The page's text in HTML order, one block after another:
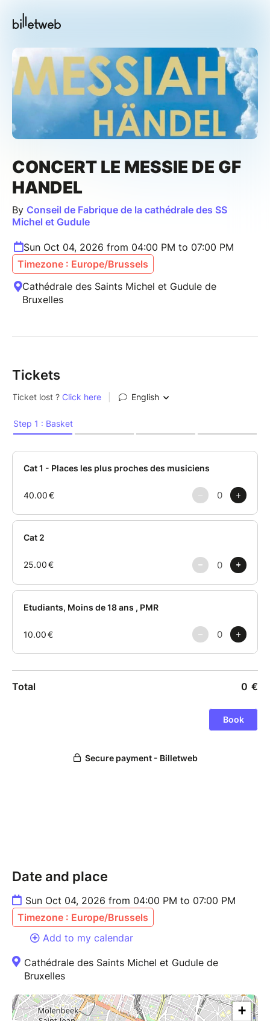
CONCERT LE MESSIE DE GF
HANDEL
By Conseil de Fabrique de la cathédrale des SS
Michel et Gudule
Sun Oct 04, 2026 from 04:00 PM to 07:00 PM
Timezone : Europe/Brussels
Cathédrale des Saints Michel et Gudule de
Bruxelles
Tickets
Date and place
Sun Oct 04, 2026 from 04:00 PM to 07:00 PM
Timezone : Europe/Brussels
Add to my calendar
Cathédrale des Saints Michel et Gudule de
Bruxelles
+